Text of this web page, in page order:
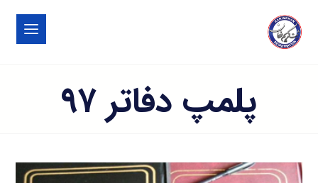
پلمپ دفاتر ۹۷